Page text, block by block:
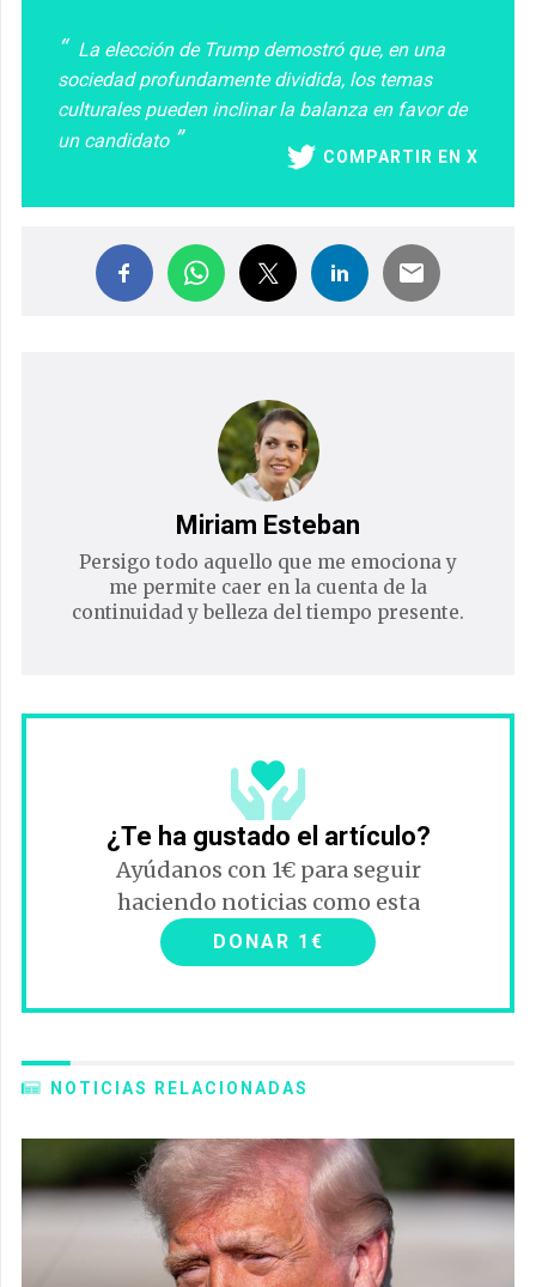
La elección de Trump demostró que, en una
sociedad profundamente dividida, los temas
culturales pueden inclinar la balanza en favor de
un candidato
COMPARTIR EN X
Miriam Esteban
Persigo todo aquello que me emociona y
me permite caer en la cuenta de la
continuidad y belleza del tiempo presente.
¿Te ha gustado el artículo?
Ayúdanos con 1€ para seguir
haciendo noticias como esta
DONAR 1€
NOTICIAS RELACIONADAS